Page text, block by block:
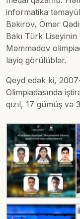
informatika
Bəkirov, Ömər
Bakı Türk
Məmmədov
layiq görülüblər.
Qeyd edək ki,
Olimpiadasında
qızıl, 17 gümüş və